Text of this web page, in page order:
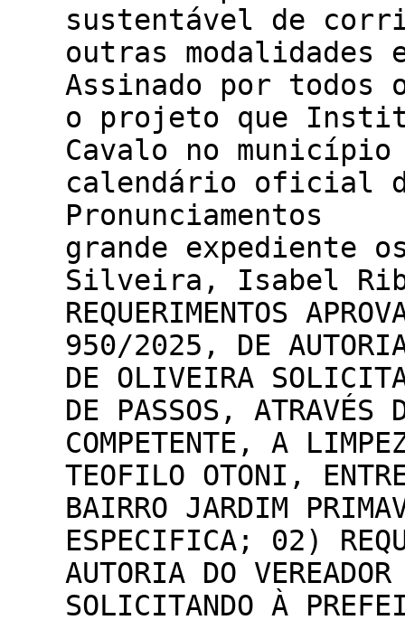
sustentável de
outras
Assinado por todos
o projeto que
Cavalo no
calendário oficial
grande expediente
Silveira, Isabel
REQUERIMENTOS
950/2025, DE AUTORIA
DE OLIVEIRA
DE PASSOS, ATRAVÉS
COMPETENTE, A
TEOFILO OTONI,
BAIRRO JARDIM
ESPECIFICA; 02)
AUTORIA DO
SOLICITANDO À